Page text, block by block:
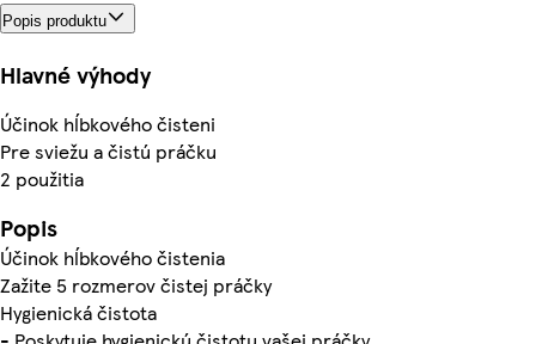
Popis produktu
Hlavné výhody
Účinok hĺbkového čisteni
Pre sviežu a čistú práčku
2 použitia
Popis
Účinok hĺbkového čistenia
Zažite 5 rozmerov čistej práčky
Hygienická čistota